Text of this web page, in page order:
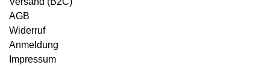
AGB
Widerruf
Anmeldung
Impressum